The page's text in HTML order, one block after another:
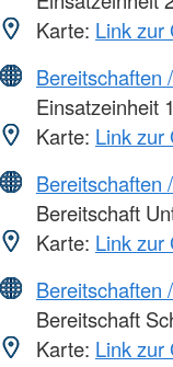
Karte: Link zur
Bereitschaften
Einsatzeinheit 1
Karte: Link zur
Bereitschaften
Bereitschaft
Karte: Link zur
Bereitschaften
Bereitschaft
Karte: Link zur